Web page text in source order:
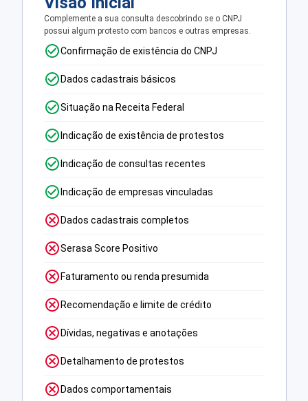
Complemente a sua consulta descobrindo se o CNPJ
possui algum protesto com bancos e outras empresas.
Confirmação de existência do CNPJ
Dados cadastrais básicos
Situação na Receita Federal
Indicação de existência de protestos
Indicação de consultas recentes
Indicação de empresas vinculadas
Dados cadastrais completos
Serasa Score Positivo
Faturamento ou renda presumida
Recomendação e limite de crédito
Dívidas, negativas e anotações
Detalhamento de protestos
Dados comportamentais